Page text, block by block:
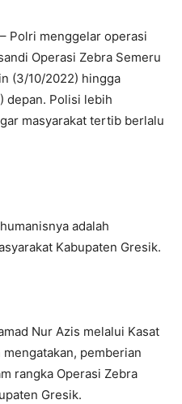
– Polri menggelar operasi
Operasi Zebra Semeru
(3/10/2022) hingga
depan. Polisi lebih
masyarakat tertib berlalu
adalah
Kabupaten Gresik.
Nur Azis melalui Kasat
pemberian
rangka Operasi Zebra
Gresik.